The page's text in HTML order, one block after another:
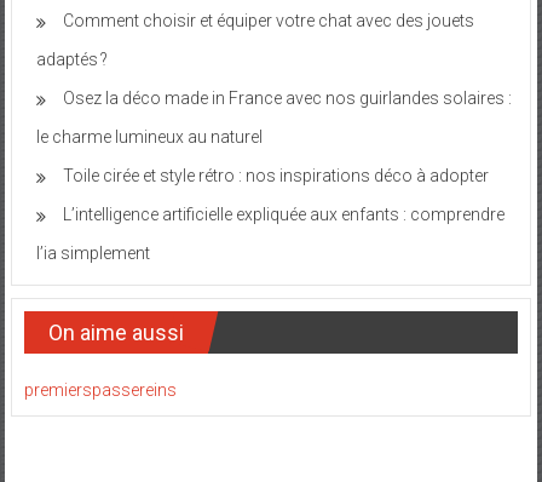
Comment choisir et équiper votre chat avec des jouets
adaptés ?
Osez la déco made in France avec nos guirlandes solaires :
le charme lumineux au naturel
Toile cirée et style rétro : nos inspirations déco à adopter
L’intelligence artificielle expliquée aux enfants : comprendre
l’ia simplement
On aime aussi
premierspassereins